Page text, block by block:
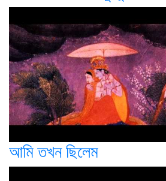
আমি তখন ছিলেম